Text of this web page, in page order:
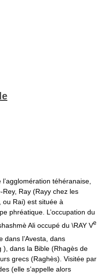
téhéranaise,
Ray (Rayy chez les
Rai) est située à
phréatique. L’occupation du
Ali occupé du \RAY Ve
dans l’Avesta, dans
), dans la Bible (Rhagès de
grecs (Raghès). Visitée par
(elle s’appelle alors